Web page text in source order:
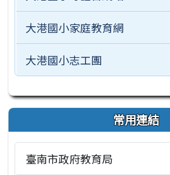
大港國小家庭教育網
大港國小志工團
常用連結
臺南市政府教育局